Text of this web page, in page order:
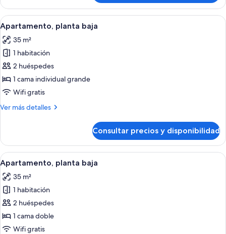
planta
baja
Abrir
todas
las
fotos
de
Apartamento,
planta
Un dormitorio con cama, dos
3
Apartamento, planta baja
35 m²
1 habitación
2 huéspedes
1 cama individual grande
Wifi gratis
Ver más detalles
Más
planta
baja
Consultar precios y disponibilidad
Abrir
todas
las
fotos
de
Apartamento,
planta
Un dormitorio con cama, mesita de
3
Apartamento, planta baja
35 m²
1 habitación
2 huéspedes
1 cama doble
Wifi gratis